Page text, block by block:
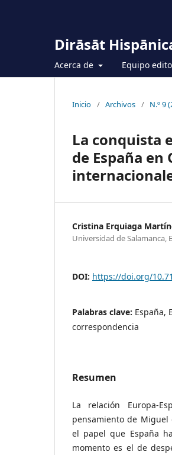
Dirāsāt
Acerca de Equipo
Inicio / Archivos / N.º 9
La conquista
de España
Cristina Erquiaga
Universidad de Salamanca,
DOI: https://doi.org/
Palabras clave: España,
correspondencia
Resumen
La relación Europa-
pensamiento de Miguel
el papel que España
momento es el de